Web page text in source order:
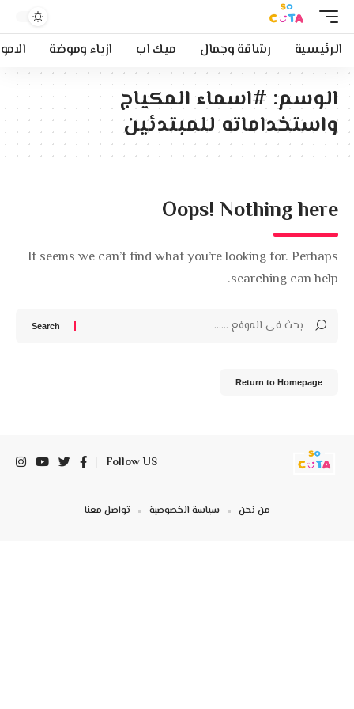
الرئيسية رشاقة وجمال ميك اب ازياء وموضة
الوسم: #اسماء المكياج
واستخداماته للمبتدئين
Oops! Nothing here
It seems we can’t find what you’re looking for. Perhaps
searching can help.
Return to Homepage
Follow US
من نحن سياسة الخصوصية تواصل معنا